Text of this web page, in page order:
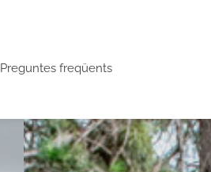
Preguntes freqüents